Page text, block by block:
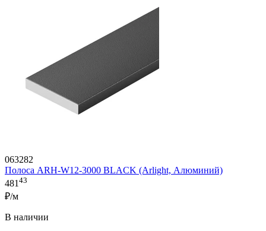
063282
Полоса ARH-W12-3000 BLACK (Arlight, Алюминий)
48143
₽/м
В наличии